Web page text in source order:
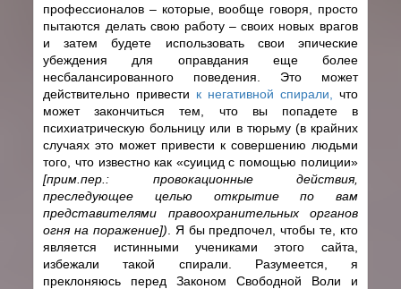
профессионалов – которые, вообще говоря, просто
пытаются делать свою работу – своих новых врагов
и затем будете использовать свои эпические
убеждения для оправдания еще более
несбалансированного поведения. Это может
действительно привести к негативной спирали,
что
может закончиться тем, что вы попадете в
психиатрическую больницу или в тюрьму (в крайних
случаях это может привести к совершению людьми
того, что известно как «суицид с помощью полиции»
[прим.пер.: провокационные действия,
преследующее целью открытие по вам
представителями правоохранительных органов
огня на поражение]) . Я бы предпочел, чтобы те, кто
является истинными учениками этого сайта,
избежали такой спирали. Разумеется, я
преклоняюсь перед Законом Свободной Воли и